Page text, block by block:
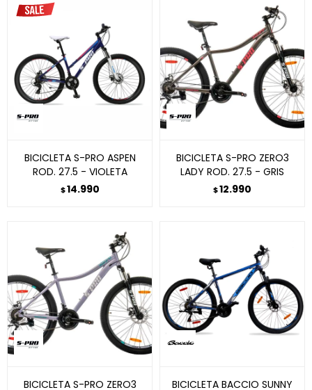
BICICLETA S-PRO ASPEN
ROD. 27.5 - VIOLETA
$14.990
BICICLETA S-PRO ZERO3
LADY ROD. 27.5 - GRIS
$12.990
BICICLETA S-PRO ZERO3
BICICLETA BACCIO SUNNY